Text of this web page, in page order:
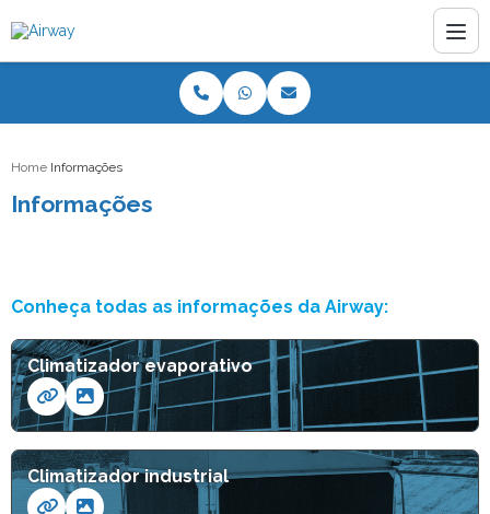
Home Informações
Informações
Conheça todas as informações da Airway:
Climatizador evaporativo
Climatizador industrial